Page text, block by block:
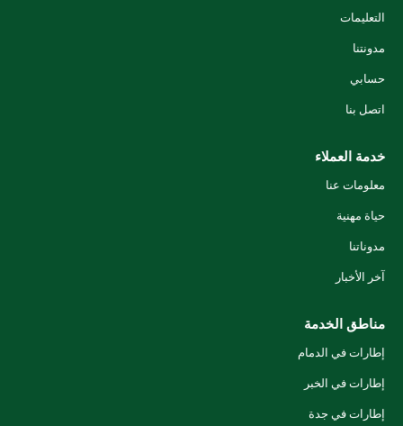
التعليمات
مدونتنا
حسابي
اتصل بنا
خدمة العملاء
معلومات عنا
حياة مهنية
مدوناتنا
آخر الأخبار
مناطق الخدمة
إطارات في الدمام
إطارات في الخبر
إطارات في جدة